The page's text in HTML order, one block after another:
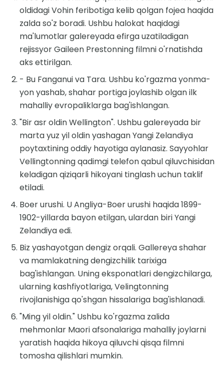
oldidagi Vohin feribotiga kelib qolgan fojea haqida
zalda so'z boradi. Ushbu halokat haqidagi
ma'lumotlar galereyada efirga uzatiladigan
rejissyor Gaileen Prestonning filmni o'rnatishda
aks ettirilgan.
- Bu Fanganui va Tara. Ushbu ko'rgazma yonma-
yon yashab, shahar portiga joylashib olgan ilk
mahalliy evropaliklarga bag'ishlangan.
"Bir asr oldin Wellington". Ushbu galereyada bir
marta yuz yil oldin yashagan Yangi Zelandiya
poytaxtining oddiy hayotiga aylanasiz. Sayyohlar
Vellingtonning qadimgi telefon qabul qiluvchisidan
keladigan qiziqarli hikoyani tinglash uchun taklif
etiladi.
Boer urushi. U Angliya-Boer urushi haqida 1899-
1902-yillarda bayon etilgan, ulardan biri Yangi
Zelandiya edi.
Biz yashayotgan dengiz orqali. Gallereya shahar
va mamlakatning dengizchilik tarixiga
bag'ishlangan. Uning eksponatlari dengizchilarga,
ularning kashfiyotlariga, Velingtonning
rivojlanishiga qo'shgan hissalariga bag'ishlanadi.
"Ming yil oldin." Ushbu ko'rgazma zalida
mehmonlar Maori afsonalariga mahalliy joylarni
yaratish haqida hikoya qiluvchi qisqa filmni
tomosha qilishlari mumkin.